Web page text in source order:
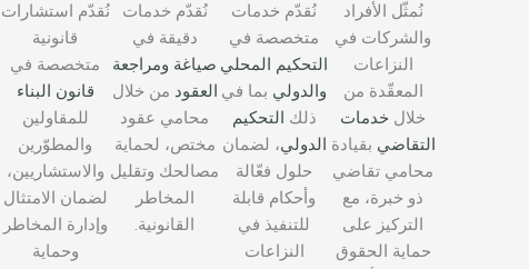
نُمثّل الأفراد
والشركات في
النزاعات
المعقّدة من
خلال خدمات
التقاضي بقيادة
محامي تقاضي
ذو خبرة، مع
التركيز على
حماية الحقوق
نُقدّم خدمات
متخصصة في
التحكيم المحلي
والدولي بما في
ذلك التحكيم
الدولي، لضمان
حلول فعّالة
وأحكام قابلة
للتنفيذ في
النزاعات
نُقدّم خدمات
دقيقة في
صياغة ومراجعة
العقود من خلال
محامي عقود
مختص، لحماية
مصالحك وتقليل
المخاطر
القانونية.
نُقدّم استشارات
قانونية
متخصصة في
قانون البناء
للمقاولين
والمطوّرين
والاستشاريين،
لضمان الامتثال
وإدارة المخاطر
وحماية